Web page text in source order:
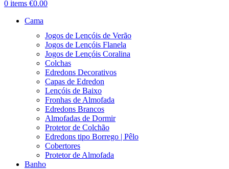
0 items €0.00
Cama
Jogos de Lençóis de Verão
Jogos de Lençóis Flanela
Jogos de Lençóis Coralina
Colchas
Edredons Decorativos
Capas de Edredon
Lençóis de Baixo
Fronhas de Almofada
Edredons Brancos
Almofadas de Dormir
Protetor de Colchão
Edredons tipo Borrego | Pêlo
Cobertores
Protetor de Almofada
Banho